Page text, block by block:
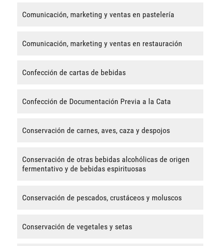
Comunicación, marketing y ventas en pastelería
Comunicación, marketing y ventas en restauración
Confección de cartas de bebidas
Confección de Documentación Previa a la Cata
Conservación de carnes, aves, caza y despojos
Conservación de otras bebidas alcohólicas de origen
fermentativo y de bebidas espirituosas
Conservación de pescados, crustáceos y moluscos
Conservación de vegetales y setas